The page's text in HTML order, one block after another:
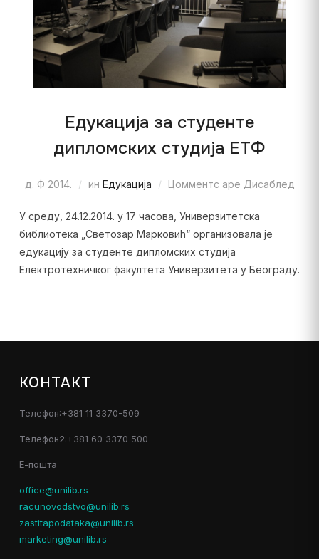
Едукација за студенте
дипломских студија ЕТФ
д. Ф 2014. ин Едукација Цомментс аре Дисаблед
У среду, 24.12.2014. у 17 часова, Универзитетска
библиотека „Светозар Марковић“ организовала је
едукацију за студенте дипломских студија
Електротехничког факултета Универзитета у Београду.
КОНТАКТ
Телефон:+381 11 3370-509
Телефон2:+381 60 3370 500
Е-пошта
office@unilib.rs
racunovodstvo@unilib.rs
zastitapodataka@unilib.rs
marketing@unilib.rs